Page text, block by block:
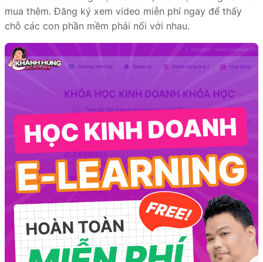
mua thêm. Đăng ký xem video miễn phí ngay để thấy
chỗ các con phần mềm phải nối với nhau.